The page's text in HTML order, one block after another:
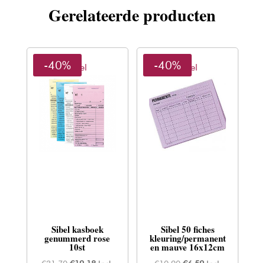
Gerelateerde producten
Sibel
-40%
Sibel kasboek
genummerd rose
10st
Sibel
-40%
Sibel 50 fiches
kleuring/permanent
en mauve 16x12cm